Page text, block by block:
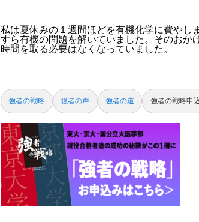
私は夏休みの１週間ほどを有機化学に費やし
すら有機の問題を解いていました。そのおか
時間を取る必要はなくなっていました。
強者の戦略 強者の声 強者の道 強者の戦略申